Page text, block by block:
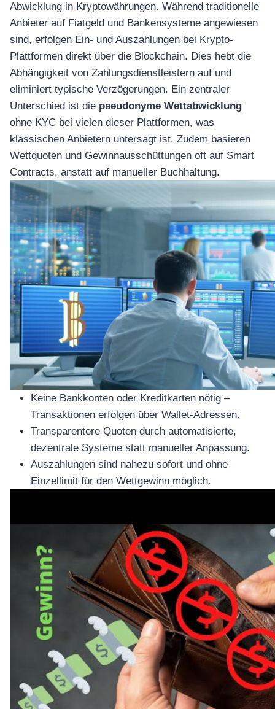
Abwicklung in Kryptowährungen. Während traditionelle
Anbieter auf Fiatgeld und Bankensysteme angewiesen
sind, erfolgen Ein- und Auszahlungen bei Krypto-
Plattformen direkt über die Blockchain. Dies hebt die
Abhängigkeit von Zahlungsdienstleistern auf und
eliminiert typische Verzögerungen. Ein zentraler
Unterschied ist die pseudonyme Wettabwicklung
ohne KYC bei vielen dieser Plattformen, was
klassischen Anbietern untersagt ist. Zudem basieren
Wettquoten und Gewinnausschüttungen oft auf Smart
Contracts, anstatt auf manueller Buchhaltung.
Keine Bankkonten oder Kreditkarten nötig –
Transaktionen erfolgen über Wallet-Adressen.
Transparentere Quoten durch automatisierte,
dezentrale Systeme statt manueller Anpassung.
Auszahlungen sind nahezu sofort und ohne
Einzellimit für den Wettgewinn möglich.